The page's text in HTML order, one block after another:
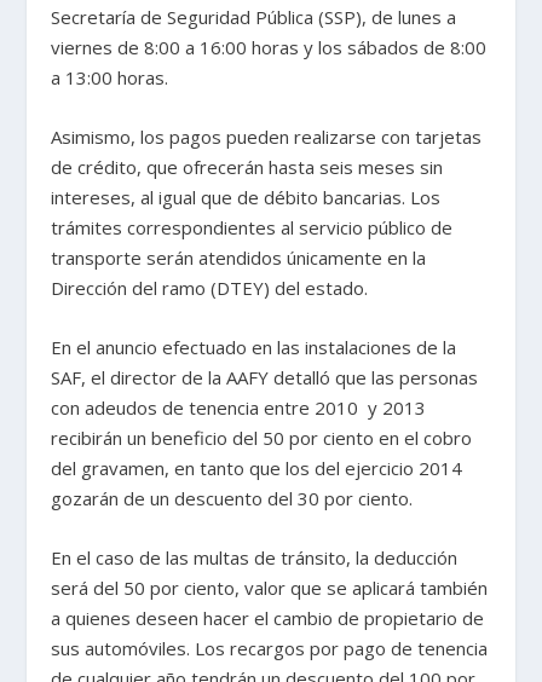
Secretaría de Seguridad Pública (SSP), de lunes a
viernes de 8:00 a 16:00 horas y los sábados de 8:00
a 13:00 horas.
Asimismo, los pagos pueden realizarse con tarjetas
de crédito, que ofrecerán hasta seis meses sin
intereses, al igual que de débito bancarias. Los
trámites correspondientes al servicio público de
transporte serán atendidos únicamente en la
Dirección del ramo (DTEY) del estado.
En el anuncio efectuado en las instalaciones de la
SAF, el director de la AAFY detalló que las personas
con adeudos de tenencia entre 2010 y 2013
recibirán un beneficio del 50 por ciento en el cobro
del gravamen, en tanto que los del ejercicio 2014
gozarán de un descuento del 30 por ciento.
En el caso de las multas de tránsito, la deducción
será del 50 por ciento, valor que se aplicará también
a quienes deseen hacer el cambio de propietario de
sus automóviles. Los recargos por pago de tenencia